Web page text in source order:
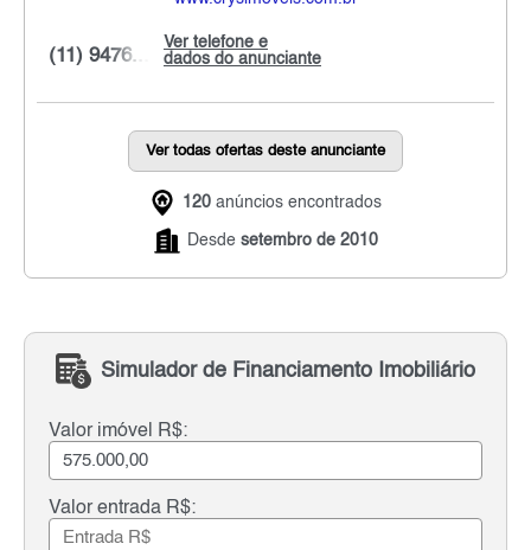
Ver telefone e
dados do anunciante
(11) 9476...
Ver todas ofertas deste anunciante
120 anúncios encontrados
Desde setembro de 2010
Simulador de Financiamento Imobiliário
Valor imóvel R$:
Valor entrada R$: